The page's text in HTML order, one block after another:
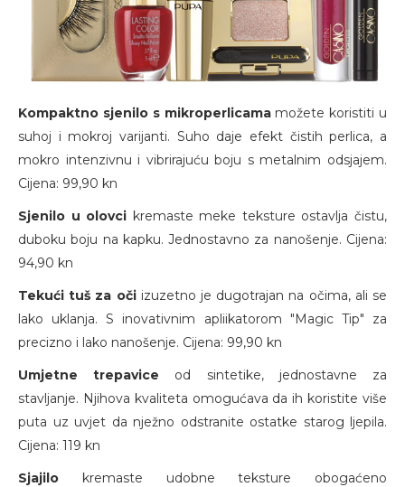
Kompaktno sjenilo s mikroperlicama možete koristiti u
suhoj i mokroj varijanti. Suho daje efekt čistih perlica, a
mokro intenzivnu i vibrirajuću boju s metalnim odsjajem.
Cijena: 99,90 kn
Sjenilo u olovci kremaste meke teksture ostavlja čistu,
duboku boju na kapku. Jednostavno za nanošenje. Cijena:
94,90 kn
Tekući tuš za očiizuzetno je dugotrajan na očima, ali se
lako uklanja. S inovativnim apliikatorom "Magic Tip" za
precizno i lako nanošenje. Cijena: 99,90 kn
Umjetne trepavice od sintetike, jednostavne za
stavljanje. Njihova kvaliteta omogućava da ih koristite više
puta uz uvjet da nježno odstranite ostatke starog ljepila.
Cijena: 119 kn
Sjajilo kremaste udobne teksture obogaćeno